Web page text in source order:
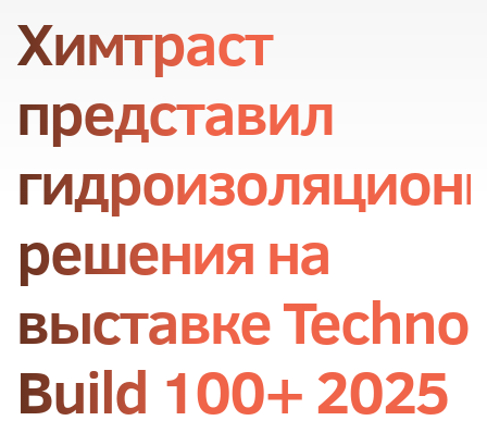
Химтраст
представил
решения на
выставке Techno
Build 100+ 2025